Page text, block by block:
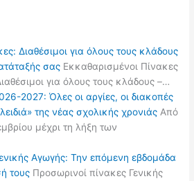
Διαθέσιμοι για όλους τους κλάδους
σας Εκκαθαρισμένοι Πίνακες
για όλους τους κλάδους –…
2027: Όλες οι αργίες, οι διακοπές
της νέας σχολικής χρονιάς Από
μέχρι τη λήξη των
Αγωγής: Την επόμενη εβδομάδα
τους Προσωρινοί πίνακες Γενικής